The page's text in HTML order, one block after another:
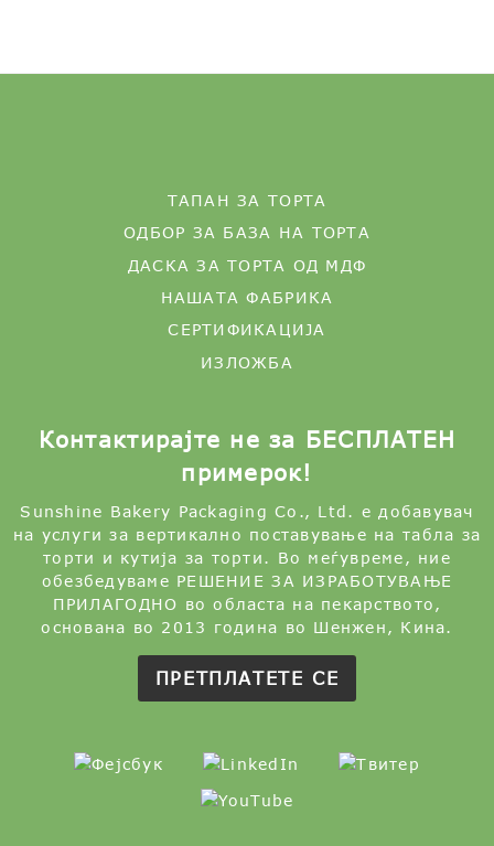
ТАПАН ЗА ТОРТА
ОДБОР ЗА БАЗА НА ТОРТА
ДАСКА ЗА ТОРТА ОД МДФ
НАШАТА ФАБРИКА
СЕРТИФИКАЦИЈА
ИЗЛОЖБА
Контактирајте не за БЕСПЛАТЕН
примерок!
Sunshine Bakery Packaging Co., Ltd. е добавувач
на услуги за вертикално поставување на табла за
торти и кутија за торти. Во меѓувреме, ние
обезбедуваме РЕШЕНИЕ ЗА ИЗРАБОТУВАЊЕ
ПРИЛАГОДНО во областа на пекарството,
основана во 2013 година во Шенжен, Кина.
ПРЕТПЛАТЕТЕ СЕ